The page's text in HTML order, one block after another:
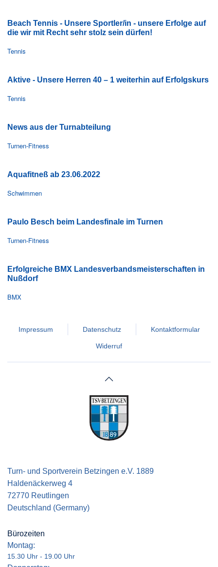
Beach Tennis - Unsere Sportler/in - unsere Erfolge auf
die wir mit Recht sehr stolz sein dürfen!
Tennis
Aktive - Unsere Herren 40 – 1 weiterhin auf Erfolgskurs
Tennis
News aus der Turnabteilung
Turnen-Fitness
Aquafitneß ab 23.06.2022
Schwimmen
Paulo Besch beim Landesfinale im Turnen
Turnen-Fitness
Erfolgreiche BMX Landesverbandsmeisterschaften in
Nußdorf
BMX
Impressum Datenschutz Kontaktformular
Widerruf
Turn- und Sportverein Betzingen e.V. 1889
Haldenäckerweg 4
72770 Reutlingen
Deutschland (Germany)
Bürozeiten
Montag:
15.30 Uhr - 19.00 Uhr